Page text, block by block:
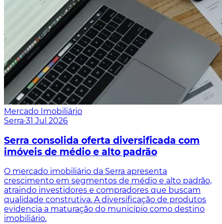
Mercado Imobiliário
Serra·31 Jul 2026
Serra consolida oferta diversificada com
imóveis de médio e alto padrão
O mercado imobiliário da Serra apresenta
crescimento em segmentos de médio e alto padrão,
atraindo investidores e compradores que buscam
qualidade construtiva. A diversificação de produtos
evidencia a maturação do município como destino
imobiliário.